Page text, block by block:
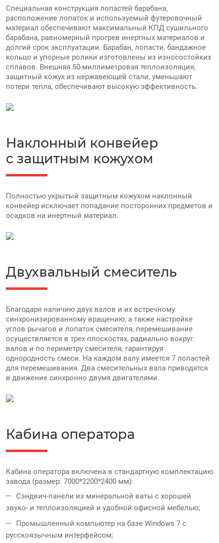
Специальная конструкция лопастей барабана,
расположение лопаток и используемый футеровочный
материал обеспечивают максимальный КПД сушильного
барабана, равномерный прогрев инертных материалов и
долгий срок эксплуатации. Барабан, лопасти, бандажное
кольцо и упорные ролики изготовлены из износостойких
сплавов. Внешняя 50-миллиметровая теплоизоляция,
защитный кожух из нержавеющей стали, уменьшают
потери тепла, обеспечивают высокую эффективность.
Наклонный конвейер
с защитным кожухом
Полностью укрытый защитным кожухом наклонный
конвейер исключает попадание посторонних предметов и
осадков на инертный материал.
Двухвальный смеситель
Благодаря наличию двух валов и их встречному
синхронизированному вращению, а также настройке
углов рычагов и лопаток смесителя, перемешивание
осуществляется в трех плоскостях, радиально вокруг
валов и по периметру смесителя, гарантируя
однородность смеси. На каждом валу имеется 7 лопастей
для перемешивания. Два смесительных вала приводятся
в движение синхронно двумя двигателями.
Кабина оператора
Кабина оператора включена в стандартную комплектацию
завода (размер: 7000*2200*2400 мм):
Сэндвич-панели из минеральной ваты с хорошей
звуко- и теплоизоляцией и удобной офисной мебелью;
Промышленный компьютер на базе Windows 7 с
русскоязычным интерфейсом;